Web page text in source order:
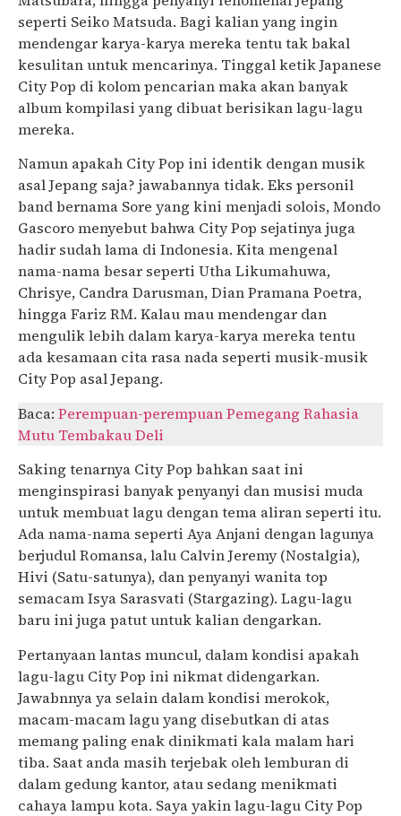
seperti Seiko Matsuda. Bagi kalian yang ingin
mendengar karya-karya mereka tentu tak bakal
kesulitan untuk mencarinya. Tinggal ketik Japanese
City Pop di kolom pencarian maka akan banyak
album kompilasi yang dibuat berisikan lagu-lagu
mereka.
Namun apakah City Pop ini identik dengan musik
asal Jepang saja? jawabannya tidak. Eks personil
band bernama Sore yang kini menjadi solois, Mondo
Gascoro menyebut bahwa City Pop sejatinya juga
hadir sudah lama di Indonesia. Kita mengenal
nama-nama besar seperti Utha Likumahuwa,
Chrisye, Candra Darusman, Dian Pramana Poetra,
hingga Fariz RM. Kalau mau mendengar dan
mengulik lebih dalam karya-karya mereka tentu
ada kesamaan cita rasa nada seperti musik-musik
City Pop asal Jepang.
Baca: Perempuan-perempuan Pemegang Rahasia
Mutu Tembakau Deli
Saking tenarnya City Pop bahkan saat ini
menginspirasi banyak penyanyi dan musisi muda
untuk membuat lagu dengan tema aliran seperti itu.
Ada nama-nama seperti Aya Anjani dengan lagunya
berjudul Romansa, lalu Calvin Jeremy (Nostalgia),
Hivi (Satu-satunya), dan penyanyi wanita top
semacam Isya Sarasvati (Stargazing). Lagu-lagu
baru ini juga patut untuk kalian dengarkan.
Pertanyaan lantas muncul, dalam kondisi apakah
lagu-lagu City Pop ini nikmat didengarkan.
Jawabnnya ya selain dalam kondisi merokok,
macam-macam lagu yang disebutkan di atas
memang paling enak dinikmati kala malam hari
tiba. Saat anda masih terjebak oleh lemburan di
dalam gedung kantor, atau sedang menikmati
cahaya lampu kota. Saya yakin lagu-lagu City Pop